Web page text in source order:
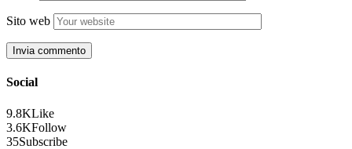
Sito web
Social
9.8KLike
3.6KFollow
35Subscribe